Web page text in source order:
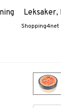
Leksaker,
Shopping4net